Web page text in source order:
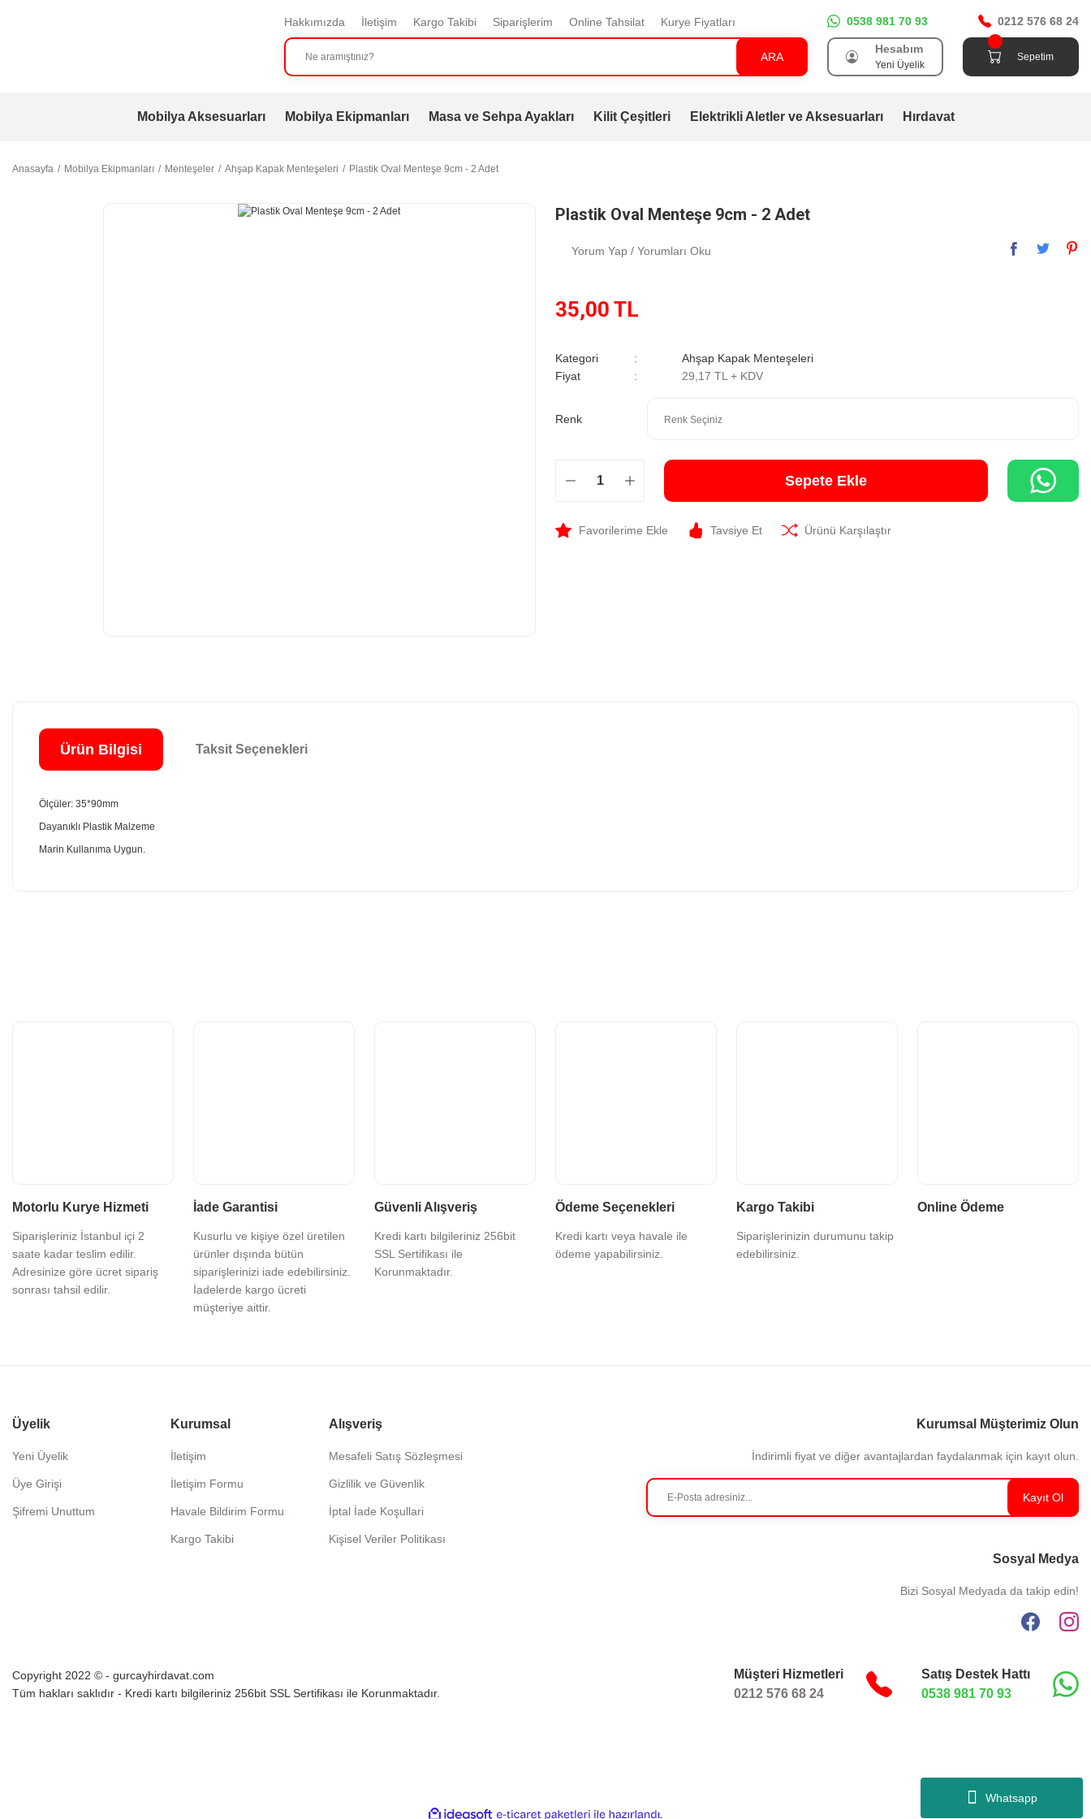
Whatsapp
Hakkımızda İletişim Kargo Takibi Siparişlerim Online Tahsilat Kurye Fiyatları
ARA
0538 981 70 93 0212 576 68 24
Hesabım
Yeni Üyelik
Sepetim
Mobilya Aksesuarları Mobilya Ekipmanları Masa ve Sehpa Ayakları Kilit Çeşitleri Elektrikli Aletler ve Aksesuarları Hırdavat
Anasayfa Mobilya Ekipmanları Menteşeler Ahşap Kapak Menteşeleri Plastik Oval Menteşe 9cm - 2 Adet
Plastik Oval Menteşe 9cm - 2 Adet
Yorum Yap / Yorumları Oku
35,00 TL
Kategori
Ahşap Kapak Menteşeleri
Fiyat
29,17 TL + KDV
Renk
Sepete Ekle
Tavsiye Et Ürünü Karşılaştır
Ürün Bilgisi Taksit Seçenekleri
Ölçüler: 35*90mm
Dayanıklı Plastik Malzeme
Marin Kullanıma Uygun.
Motorlu Kurye Hizmeti
Siparişleriniz İstanbul içi 2
saate kadar teslim edilir.
Adresinize göre ücret sipariş
sonrası tahsil edilir.
İade Garantisi
Kusurlu ve kişiye özel üretilen
ürünler dışında bütün
siparişlerinizi iade edebilirsiniz.
İadelerde kargo ücreti
müşteriye aittir.
Güvenli Alışveriş
Kredi kartı bilgileriniz 256bit
SSL Sertifikası ile
Korunmaktadır.
Ödeme Seçenekleri
Kredi kartı veya havale ile
ödeme yapabilirsiniz.
Kargo Takibi
Siparişlerinizin durumunu takip
edebilirsiniz.
Online Ödeme
Üyelik
Yeni Üyelik
Üye Girişi
Şifremi Unuttum
Kurumsal
İletişim
İletişim Formu
Havale Bildirim Formu
Kargo Takibi
Alışveriş
Mesafeli Satış Sözleşmesi
Gizlilik ve Güvenlik
İptal İade Koşullari
Kişisel Veriler Politikası
Kurumsal Müşterimiz Olun
İndirimli fiyat ve diğer avantajlardan faydalanmak için kayıt olun.
Kayıt Ol
Sosyal Medya
Bizi Sosyal Medyada da takip edin!
Copyright 2022 © - gurcayhirdavat.com
Tüm hakları saklıdır - Kredi kartı bilgileriniz 256bit SSL Sertifikası ile Korunmaktadır.
Müşteri Hizmetleri
0212 576 68 24
Satış Destek Hattı
0538 981 70 93
ideasoft e-